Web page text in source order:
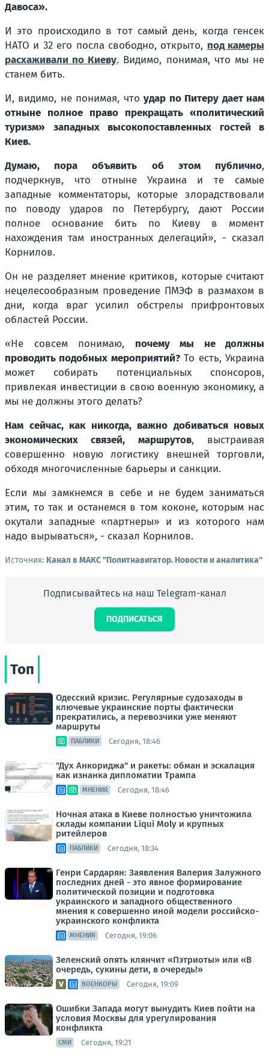
Давоса».
И это происходило в тот самый день, когда генсек
НАТО и 32 его посла свободно, открыто, под камеры
расхаживали по Киеву. Видимо, понимая, что мы не
станем бить.
И, видимо, не понимая, чтоудар по Питеру дает нам
отныне полное право прекращать «политический
туризм» западных высокопоставленных гостей в
Киев.
Думаю, пора объявить об этом публично,
подчеркнув, что отныне Украина и те самые
западные комментаторы, которые злорадствовали
по поводу ударов по Петербургу, дают России
полное основание бить по Киеву в момент
нахождения там иностранных делегаций», - сказал
Корнилов.
Он не разделяет мнение критиков, которые считают
нецелесообразным проведение ПМЭФ в размахом в
дни, когда враг усилил обстрелы прифронтовых
областей России.
«Не совсем понимаю, почему мы не должны
проводить подобных мероприятий?То есть, Украина
может собирать потенциальных спонсоров,
привлекая инвестиции в свою военную экономику, а
мы не должны этого делать?
Нам сейчас, как никогда, важно добиваться новых
экономических связей, маршрутов, выстраивая
совершенно новую логистику внешней торговли,
обходя многочисленные барьеры и санкции.
Если мы замкнемся в себе и не будем заниматься
этим, то так и останемся в том коконе, которым нас
окутали западные «партнеры» и из которого нам
надо вырываться», - сказал Корнилов.
Источник: Канал в МАКС "Политнавигатор. Новости и аналитика"
Подписывайтесь на наш Telegram-канал
ПОДПИСАТЬСЯ
Топ
Одесский кризис. Регулярные судозаходы в
ключевые украинские порты фактически
прекратились, а перевозчики уже меняют
маршруты
ПАБЛИКИ Сегодня, 18:46
"Дух Анкориджа" и ракеты: обман и эскалация
как изнанка дипломатии Трампа
МНЕНИЯ Сегодня, 18:46
Ночная атака в Киеве полностью уничтожила
склады компании Liqui Moly и крупных
ритейлеров
ПАБЛИКИ Сегодня, 18:34
Генри Сардарян: Заявления Валерия Залужного
последних дней - это явное формирование
политической позиции и подготовка
украинского и западного общественного
мнения к совершенно иной модели российско-
украинского конфликта
МНЕНИЯ Сегодня, 19:06
Зеленский опять клянчит «Пэтриоты» или «В
очередь, сукины дети, в очередь!»
ВОЕНКОРЫ Сегодня, 19:09
Ошибки Запада могут вынудить Киев пойти на
условия Москвы для урегулирования
конфликта
СМИ Сегодня, 19:21